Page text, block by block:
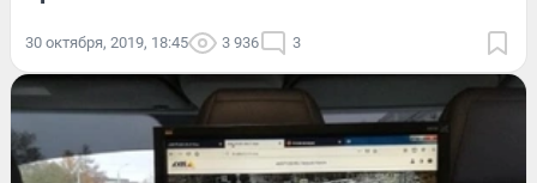
30 октября, 2019, 18:45 3 936 3